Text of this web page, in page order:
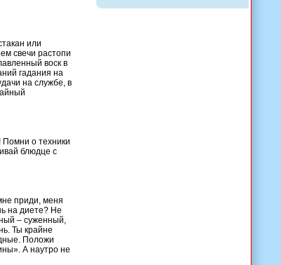
или
свечи растопи
воск в
гадания на
на службе, в
о техники
блюдце с
приди, меня
на диете? Не
– суженный,
Ты крайне
Положи
А наутро не